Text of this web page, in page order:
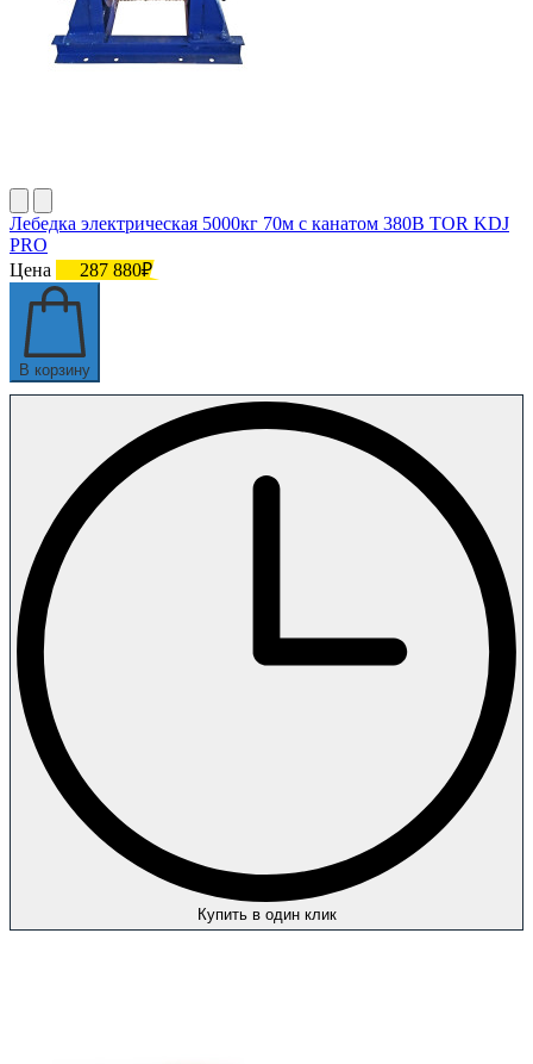
Лебедка электрическая 5000кг 70м с канатом 380В TOR KDJ
PRO
Цена
287 880₽
В корзину
Купить в один клик